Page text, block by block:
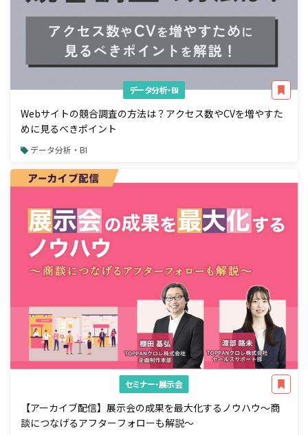
データ分析・BI
Webサイトの競合調査の方法は？アクセス数やCVを増やすた
めに見るべきポイント
データ分析・BI
セミナー・展示会
【アーカイブ配信】展示会の成果を最大化するノウハウ～商
談につなげるアフターフォローも解説～